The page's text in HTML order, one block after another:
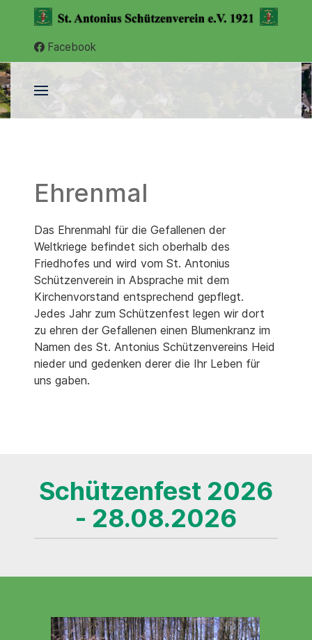
Facebook
Ehrenmal
Das Ehrenmahl für die Gefallenen der
Weltkriege befindet sich oberhalb des
Friedhofes und wird vom St. Antonius
Schützenverein in Absprache mit dem
Kirchenvorstand entsprechend gepflegt.
Jedes Jahr zum Schützenfest legen wir dort
zu ehren der Gefallenen einen Blumenkranz im
Namen des St. Antonius Schützenvereins Heid
nieder und gedenken derer die Ihr Leben für
uns gaben.
Schützenfest 2026
- 28.08.2026